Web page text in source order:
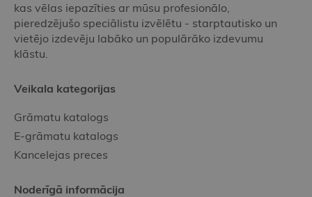
kas vēlas iepazīties ar mūsu profesionālo,
pieredzējušo speciālistu izvēlētu - starptautisko un
vietējo izdevēju labāko un populārāko izdevumu
klāstu.
Veikala kategorijas
Grāmatu katalogs
E-grāmatu katalogs
Kancelejas preces
Noderīgā informācija